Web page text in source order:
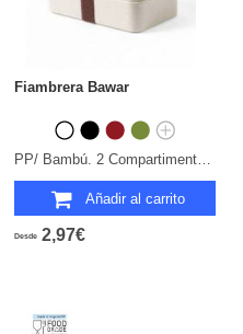
Fiambrera Bawar
PP/ Bambú. 2 Compartimentos 700 ml.
Añadir al carrito
Desde 2,97€